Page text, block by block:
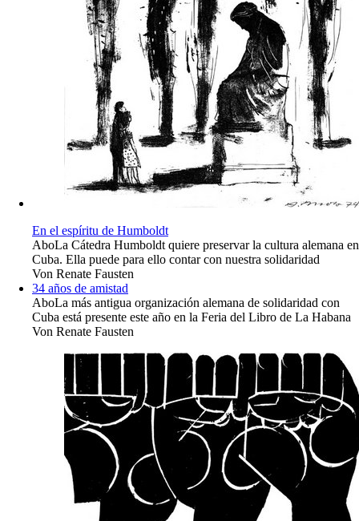
En el espíritu de Humboldt
AboLa Cátedra Humboldt quiere preservar la cultura alemana en
Cuba. Ella puede para ello contar con nuestra solidaridad
Von Renate Fausten
34 años de amistad
AboLa más antigua organización alemana de solidaridad con
Cuba está presente este año en la Feria del Libro de La Habana
Von Renate Fausten